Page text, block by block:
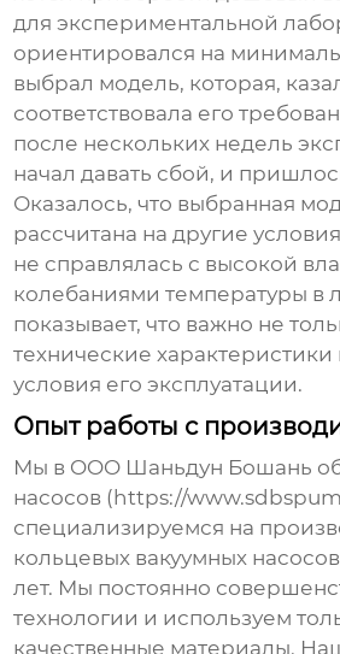
для экспериментальной
ориентировался на
выбрал модель, которая,
соответствовала его
после нескольких недель
начал давать сбой, и
Оказалось, что выбранная
рассчитана на другие
не справлялась с высокой
колебаниями температуры в
показывает, что важно не
технические характеристики
условия его эксплуатации.
Опыт работы с
Мы в OOO Шаньдун Бошань
насосов (https://
специализируемся на
кольцевых вакуумных насосов
лет. Мы постоянно
технологии и используем
качественные материалы.